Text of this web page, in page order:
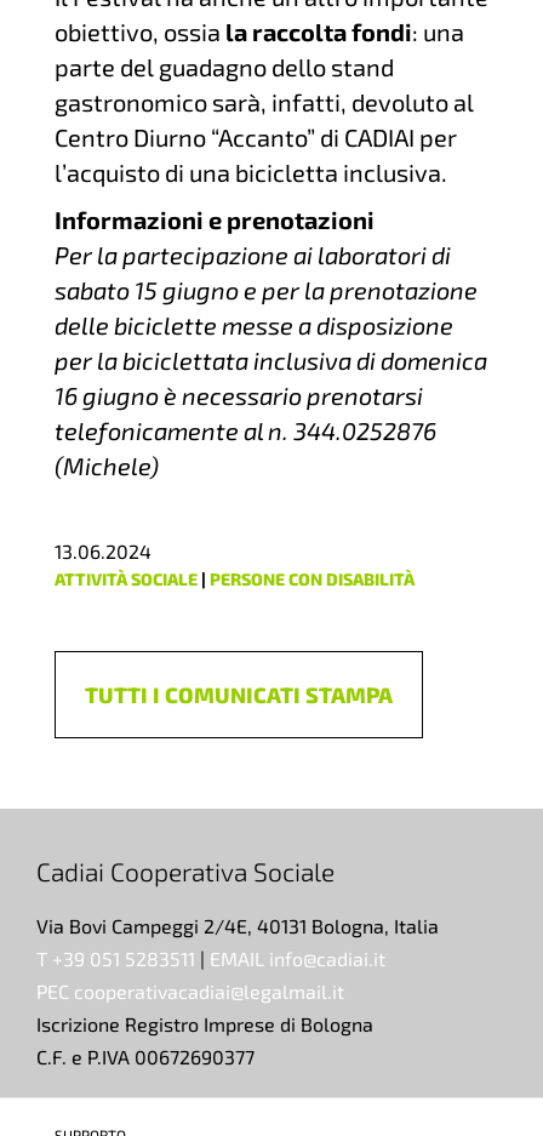
obiettivo, ossia la raccolta fondi: una
parte del guadagno dello stand
gastronomico sarà, infatti, devoluto al
Centro Diurno “Accanto” di CADIAI per
l’acquisto di una bicicletta inclusiva.
Informazioni e prenotazioni
Per la partecipazione ai laboratori di
sabato 15 giugno e per la prenotazione
delle biciclette messe a disposizione
per la biciclettata inclusiva di domenica
16 giugno è necessario prenotarsi
telefonicamente al n. 344.0252876
(Michele)
13.06.2024
ATTIVITÀ SOCIALE| PERSONE CON DISABILITÀ
TUTTI I COMUNICATI STAMPA
Cadiai Cooperativa Sociale
Via Bovi Campeggi 2/4E, 40131 Bologna, Italia
T +39 051 5283511 | EMAIL info@cadiai.it
PEC cooperativacadiai@legalmail.it
Iscrizione Registro Imprese di Bologna
C.F. e P.IVA 00672690377